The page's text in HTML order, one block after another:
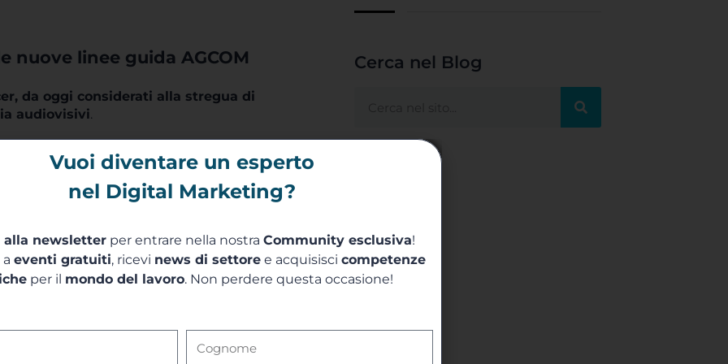
nuove linee guida AGCOM
da oggi considerati alla stregua di
audiovisivi.
le disposizioni in data 16 gennaio,
nell’ambito della consultazione
di applicazione delle norme.
regole e l’adeguarsi non ha effetto
sono i naturali destinatari del Testo unico
queste figure.
a tutti gli influencer
meglio in seguito.
Cerca nel Blog
Vuoi diventare un esperto
nel Digital Marketing?
alla newsletterper entrare nella nostra Community esclusiva!
eventi gratuiti, ricevi news di settore e acquisisci competenze
per il mondo del lavoro. Non perdere questa occasione!